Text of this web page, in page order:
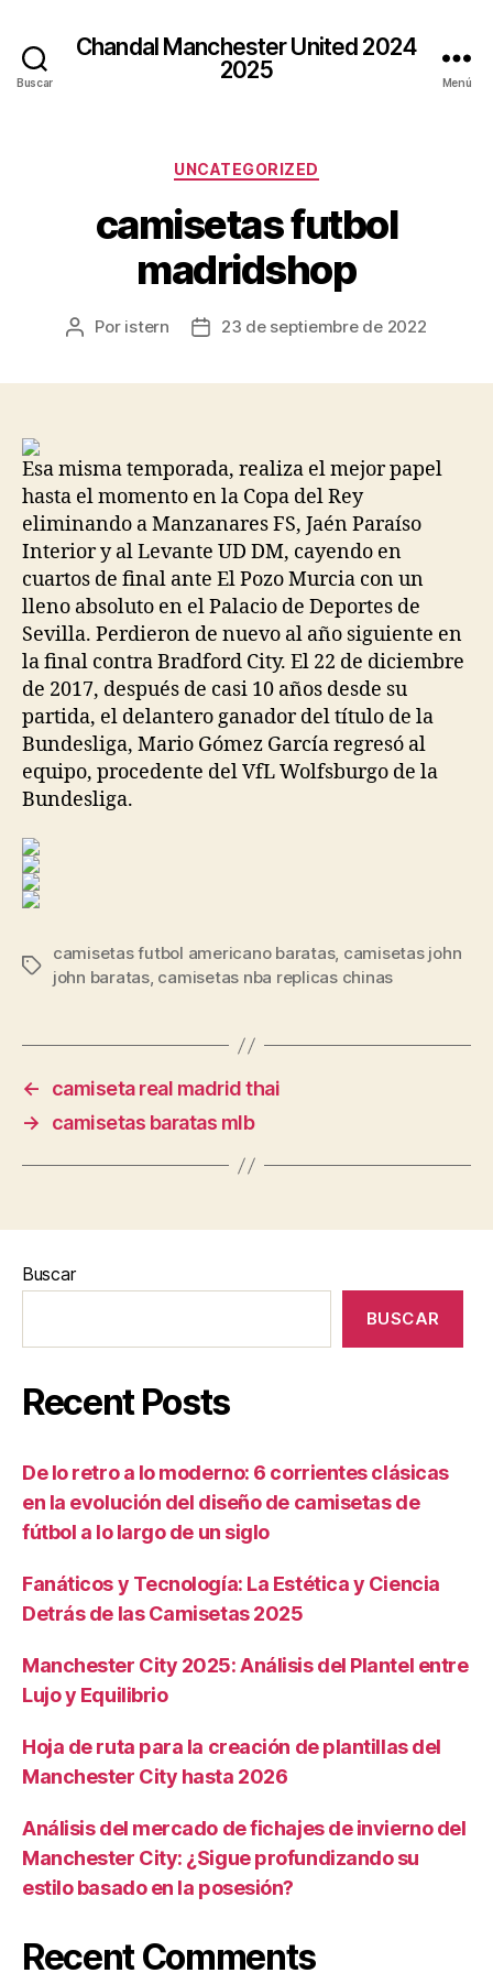
Buscar
Chandal Manchester United 2024
2025
Menú
Categorías
UNCATEGORIZED
camisetas futbol
madridshop
Autor
Por istern
Fecha23 de septiembre de 2022
Esa misma temporada, realiza el mejor papel
hasta el momento en la Copa del Rey
eliminando a Manzanares FS, Jaén Paraíso
Interior y al Levante UD DM, cayendo en
cuartos de final ante El Pozo Murcia con un
lleno absoluto en el Palacio de Deportes de
Sevilla. Perdieron de nuevo al año siguiente en
la final contra Bradford City. El 22 de diciembre
de 2017, después de casi 10 años desde su
partida, el delantero ganador del título de la
Bundesliga, Mario Gómez García regresó al
equipo, procedente del VfL Wolfsburgo de la
Bundesliga.
Etiquetas
camisetas futbol americano baratas, camisetas john
john baratas, camisetas nba replicas chinas
←
camiseta real madrid thai
→
camisetas baratas mlb
Buscar
BUSCAR
Recent Posts
De lo retro a lo moderno: 6 corrientes clásicas
en la evolución del diseño de camisetas de
fútbol a lo largo de un siglo
Fanáticos y Tecnología: La Estética y Ciencia
Detrás de las Camisetas 2025
Manchester City 2025: Análisis del Plantel entre
Lujo y Equilibrio
Hoja de ruta para la creación de plantillas del
Manchester City hasta 2026
Análisis del mercado de fichajes de invierno del
Manchester City: ¿Sigue profundizando su
estilo basado en la posesión?
Recent Comments